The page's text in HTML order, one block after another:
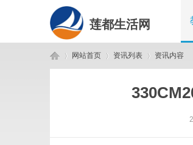
莲都生活网
网站首页 资讯列表 资讯内容